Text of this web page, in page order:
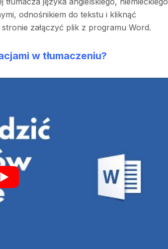
odnośnikiem do tekstu i kliknąć
załączyć plik z programu Word.
w tłumaczeniu?